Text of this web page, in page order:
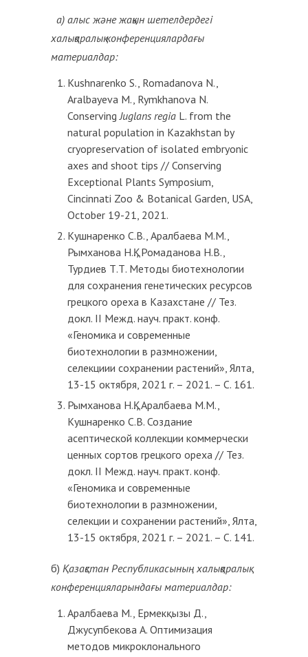
а) алыс және жақын шетелдердегі
халықаралық конференциялардағы
материалдар:
Kushnarenko S., Romadanova N.,
Aralbayeva M., Rymkhanova N.
ConservingJuglans regia L. from the
natural population in Kazakhstan by
cryopreservation of isolated embryonic
axes and shoot tips // Conserving
Exceptional Plants Symposium,
Cincinnati Zoo & Botanical Garden, USA,
October 19-21, 2021.
Кушнаренко С.В., Аралбаева М.М.,
Рымханова Н.Қ., Ромаданова Н.В.,
Турдиев Т.Т. Методы биотехнологии
для сохранения генетических ресурсов
грецкого ореха в Казахстане // Тез.
докл. II Межд. науч. практ. конф.
«Геномика и современные
биотехнологии в размножении,
селекциии сохранении растений», Ялта,
13-15 октября, 2021 г. – 2021. – С. 161.
Рымханова Н.Қ., Аралбаева М.М.,
Кушнаренко С.В. Создание
асептической коллекции коммерчески
ценных сортов грецкого ореха // Тез.
докл. II Межд. науч. практ. конф.
«Геномика и современные
биотехнологии в размножении,
селекции и сохранении растений», Ялта,
13-15 октября, 2021 г. – 2021. – С. 141.
б) Қазақстан Республикасының халықаралық
конференцияларындағы материалдар:
Аралбаева М., Ермекқызы Д.,
Джусупбекова А. Оптимизация
методов микроклонального